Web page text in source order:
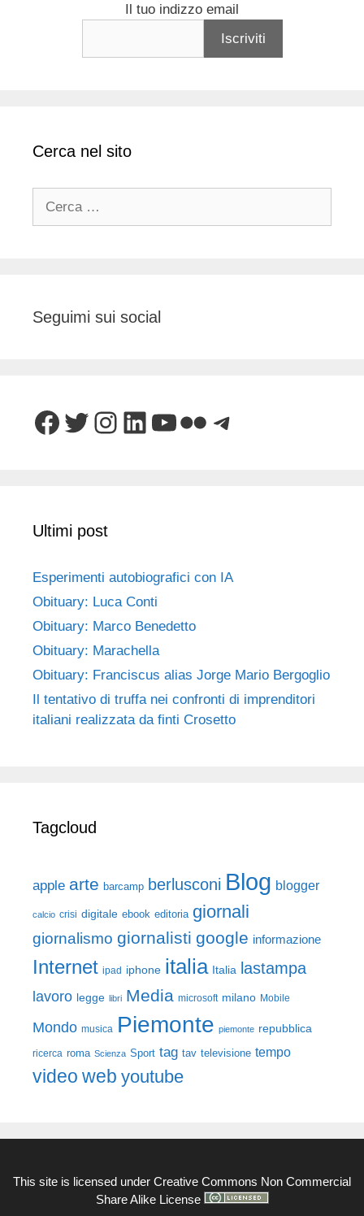
Il tuo indizzo email
Cerca nel sito
Seguimi sui social
Facebook
Twitter
Instagram
LinkedIn
YouTube
FlickrTelegram
Ultimi post
Esperimenti autobiografici con IA
Obituary: Luca Conti
Obituary: Marco Benedetto
Obituary: Marachella
Obituary: Franciscus alias Jorge Mario Bergoglio
Il tentativo di truffa nei confronti di imprenditori
italiani realizzata da finti Crosetto
Tagcloud
apple arte barcamp berlusconi Blog blogger
calcio crisi digitale ebook editoria giornali
giornalismo giornalisti google informazione
Internet ipad iphone italia Italia lastampa
lavoro legge libri Media microsoft milano Mobile
Mondo musica Piemonte piemonte repubblica
ricerca roma Scienza Sport tag tav televisione tempo
video web youtube
This site is licensed under Creative Commons Non Commercial
Share Alike License